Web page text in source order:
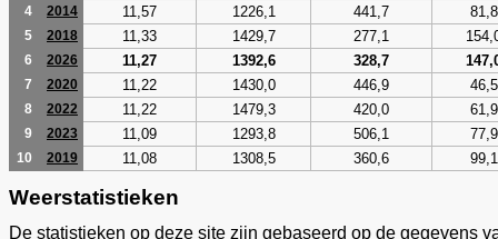
4 2014 11,57 1226,1 441,7 81,8
5 2018 11,33 1429,7 277,1
6 2026 11,27 1392,6 328,7
7 2020 11,22 1430,0 446,9 46,5
8 2022 11,22 1479,3 420,0 61,9
9 2023 11,09 1293,8 506,1 77,9
10 2019 11,08 1308,5 360,6 99,1
Weerstatistieken
De statistieken op deze site zijn gebaseerd op de gegevens